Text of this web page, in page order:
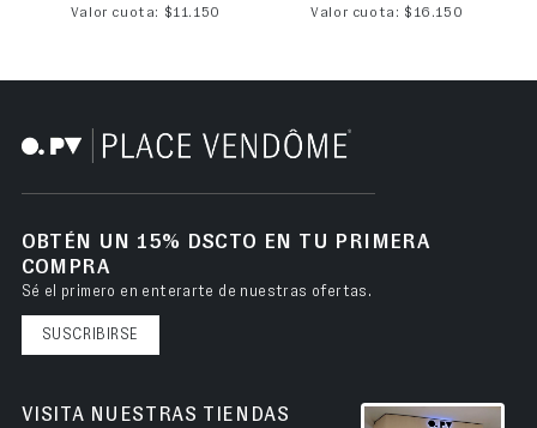
Valor cuota: $11.150
Valor cuota: $16.150
OBTÉN UN 15% DSCTO EN TU PRIMERA
COMPRA
Sé el primero en enterarte de nuestras ofertas.
SUSCRIBIRSE
VISITA NUESTRAS TIENDAS